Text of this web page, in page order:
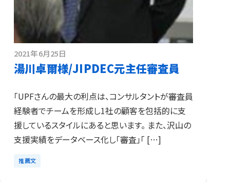
2021年6月25日
湯川卓爾様/JIPDEC元主任審査員
「UPFさんの最大の利点は、コンサルタントが審査員
経験者でチームを形成し1社の顧客を包括的に支
援しているスタイルにあると思います。 また、沢山の
支援実績をデータベース化し「審査」「 […]
推薦文